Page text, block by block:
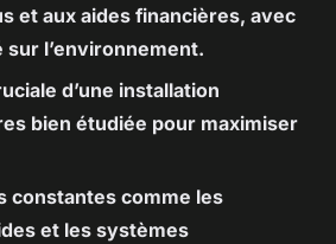
et aux aides financières, avec
sur l’environnement.
d’une installation
bien étudiée pour maximiser
constantes comme les
et les systèmes